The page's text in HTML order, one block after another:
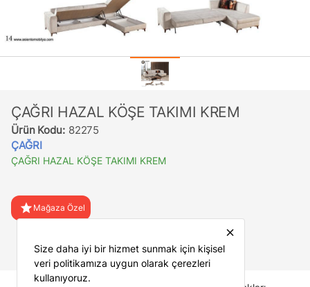
ÇAĞRI HAZAL KÖŞE TAKIMI KREM
Ürün Kodu: 82275
ÇAĞRI
ÇAĞRI HAZAL KÖŞE TAKIMI KREM
star Mağaza Özel
close
Size daha iyi bir hizmet sunmak için kişisel
veri politikamıza uygun olarak çerezleri
kullanıyoruz.